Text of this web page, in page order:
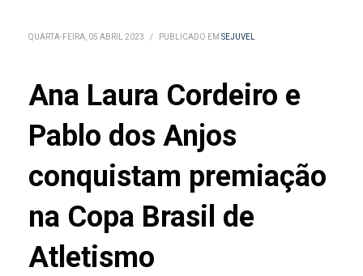
QUARTA-FEIRA, 05 ABRIL 2023 / PUBLICADO EM SEJUVEL
Ana Laura Cordeiro e
Pablo dos Anjos
conquistam premiação
na Copa Brasil de
Atletismo